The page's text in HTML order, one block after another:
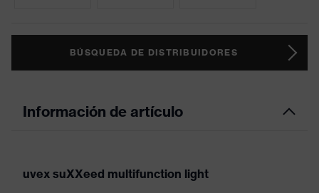
BÚSQUEDA DE DISTRIBUIDORES
Información de artículo
uvex suXXeed multifunction light